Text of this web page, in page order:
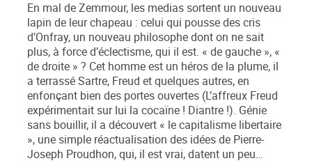
En mal de Zemmour, les medias sortent un nouveau
lapin de leur chapeau : celui qui pousse des cris
d’Onfray, un nouveau philosophe dont on ne sait
plus, à force d’éclectisme, qui il est. « de gauche », «
de droite » ? Cet homme est un héros de la plume, il
a terrassé Sartre, Freud et quelques autres, en
enfonçant bien des portes ouvertes (L’affreux Freud
expérimentait sur lui la cocaïne ! Diantre !). Génie
sans bouillir, il a découvert « le capitalisme libertaire
», une simple réactualisation des idées de Pierre-
Joseph Proudhon, qui, il est vrai, datent un peu…